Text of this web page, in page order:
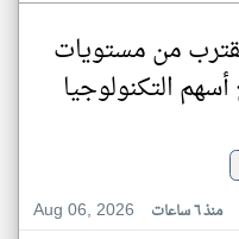
من مستويات
التكنولوجيا
Aug 06, 2026
منذ ٦ ساعات